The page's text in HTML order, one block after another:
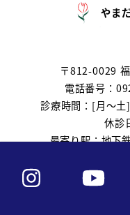
やま
〒812-0029
電話番号：
診療時間：[月～
休診
最寄り駅：地下